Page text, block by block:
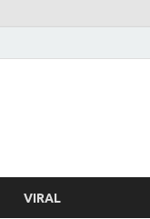
VIRAL